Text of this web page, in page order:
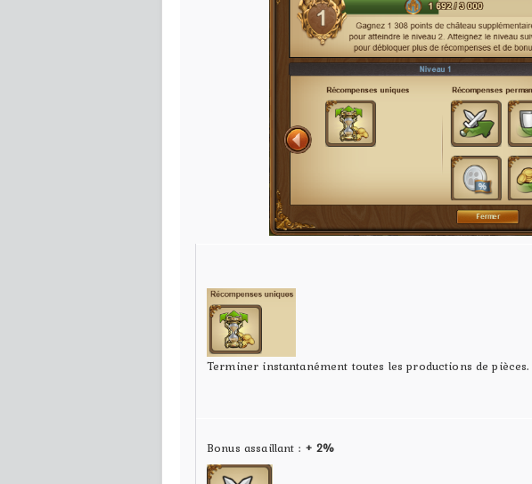
Terminer instantanément toutes les productions de pièces.
Bonus assaillant : + 2%